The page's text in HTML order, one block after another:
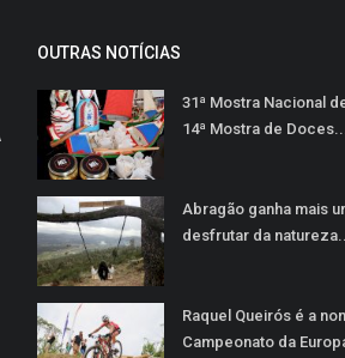
OUTRAS NOTÍCIAS
31ª Mostra Nacional
14ª Mostra de
Abragão ganha mais
desfrutar da
Raquel Queirós é a
Campeonato da